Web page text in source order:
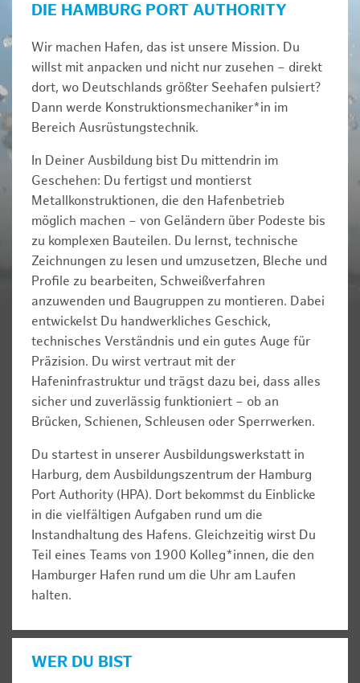
DIE HAMBURG PORT AUTHORITY
Wir machen Hafen, das ist unsere Mission. Du
willst mit anpacken und nicht nur zusehen – direkt
dort, wo Deutschlands größter Seehafen pulsiert?
Dann werde Konstruktionsmechaniker*in im
Bereich Ausrüstungstechnik.
In Deiner Ausbildung bist Du mittendrin im
Geschehen: Du fertigst und montierst
Metallkonstruktionen, die den Hafenbetrieb
möglich machen – von Geländern über Podeste bis
zu komplexen Bauteilen. Du lernst, technische
Zeichnungen zu lesen und umzusetzen, Bleche und
Profile zu bearbeiten, Schweißverfahren
anzuwenden und Baugruppen zu montieren. Dabei
entwickelst Du handwerkliches Geschick,
technisches Verständnis und ein gutes Auge für
Präzision. Du wirst vertraut mit der
Hafeninfrastruktur und trägst dazu bei, dass alles
sicher und zuverlässig funktioniert – ob an
Brücken, Schienen, Schleusen oder Sperrwerken.
Du startest in unserer Ausbildungswerkstatt in
Harburg, dem Ausbildungszentrum der Hamburg
Port Authority (HPA). Dort bekommst du Einblicke
in die vielfältigen Aufgaben rund um die
Instandhaltung des Hafens. Gleichzeitig wirst Du
Teil eines Teams von 1900 Kolleg*innen, die den
Hamburger Hafen rund um die Uhr am Laufen
halten.
WER DU BIST